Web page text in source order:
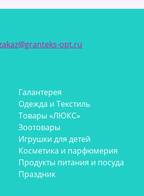
opt.ru
Галантерея
Одежда и Текстиль
Товары «ЛЮКС»
Зоотовары
Игрушки для детей
Косметика и парфюмерия
Продукты питания и посуда
Праздник